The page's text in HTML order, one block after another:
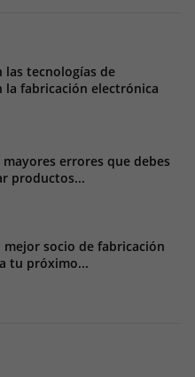
las tecnologías de
la fabricación electrónica
mayores errores que debes
productos...
mejor socio de fabricación
tu próximo...